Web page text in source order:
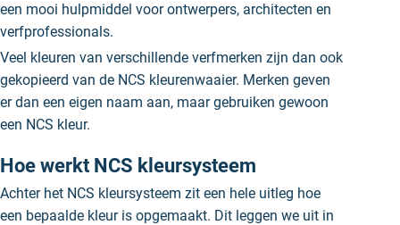
een mooi hulpmiddel voor ontwerpers, architecten en
verfprofessionals.
Veel kleuren van verschillende verfmerken zijn dan ook
gekopieerd van de NCS kleurenwaaier. Merken geven
er dan een eigen naam aan, maar gebruiken gewoon
een NCS kleur.
Hoe werkt NCS kleursysteem
Achter het NCS kleursysteem zit een hele uitleg hoe
een bepaalde kleur is opgemaakt. Dit leggen we uit in